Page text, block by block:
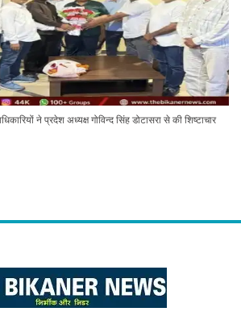
ने प्रदेश अध्यक्ष गोविन्द सिंह डोटासरा से की शिष्टाचार